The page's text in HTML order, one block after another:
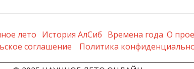
лето История АлСиб Времена года О
соглашение
Политика